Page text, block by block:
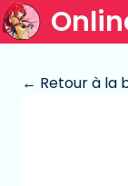
← Retour à la